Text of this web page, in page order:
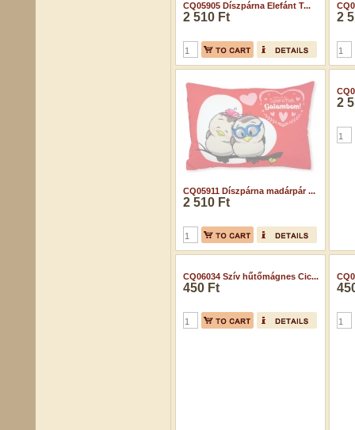
CQ05905 Díszpárna Elefánt T...
2 510 Ft 2
CQ05911 Díszpárna madárpár ...
2 510 Ft